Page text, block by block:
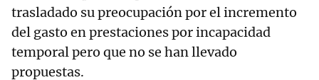
trasladado su preocupación por el incremento
del gasto en prestaciones por incapacidad
temporal pero que no se han llevado
propuestas.